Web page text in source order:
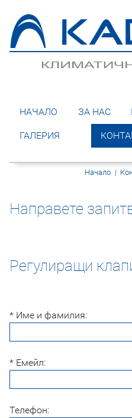
НАЧАЛО ЗА НАС
ГАЛЕРИЯ
Начало |
Направете
Регулиращи
* Име и фамилия:
* Емейл:
Телефон: